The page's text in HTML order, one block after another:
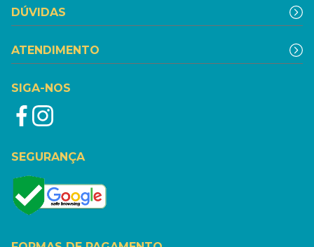
DÚVIDAS
ATENDIMENTO
SIGA-NOS
SEGURANÇA